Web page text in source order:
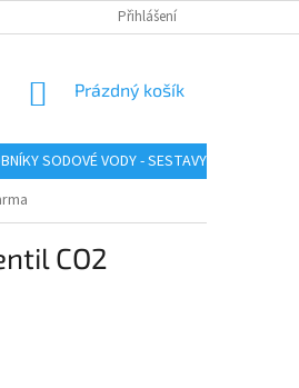
INSTRUKTÁŽNÍ VIDEA
Přihlášení
NÁKUPNÍ
Prázdný košík
SODOVÉ VODY - SESTAVY
CO2